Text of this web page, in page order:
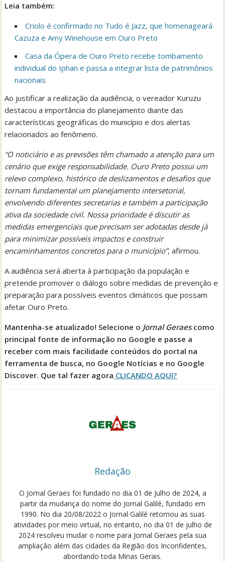
Leia também:
Criolo é confirmado no Tudo é Jazz, que homenageará
Cazuza e Amy Winehouse em Ouro Preto
Casa da Ópera de Ouro Preto recebe tombamento
individual do Iphan e passa a integrar lista de patrimônios
nacionais
Ao justificar a realização da audiência, o vereador Kuruzu
destacou a importância do planejamento diante das
características geográficas do município e dos alertas
relacionados ao fenômeno.
“O noticiário e as previsões têm chamado a atenção para um
cenário que exige responsabilidade. Ouro Preto possui um
relevo complexo, histórico de deslizamentos e desafios que
tornam fundamental um planejamento intersetorial,
envolvendo diferentes secretarias e também a participação
ativa da sociedade civil. Nossa prioridade é discutir as
medidas emergenciais que precisam ser adotadas desde já
para minimizar possíveis impactos e construir
encaminhamentos concretos para o município”, afirmou.
A audiência será aberta à participação da população e
pretende promover o diálogo sobre medidas de prevenção e
preparação para possíveis eventos climáticos que possam
afetar Ouro Preto.
Mantenha-se atualizado! Selecione o Jornal Geraescomo
principal fonte de informação no Google e passe a
receber com mais facilidade conteúdos do portal na
ferramenta de busca, no Google Notícias e no Google
Discover. Que tal fazer agora CLICANDO AQUI?
Redação
O Jornal Geraes foi fundado no dia 01 de Julho de 2024, a
partir da mudança do nome do Jornal Galilé, fundado em
1990. No dia 20/08/2022 o Jornal Galilé retornou as suas
atividades por meio virtual, no entanto, no dia 01 de julho de
2024 resolveu mudar o nome para Jornal Geraes pela sua
ampliação além das cidades da Região dos Inconfidentes,
abordando toda Minas Gerais.